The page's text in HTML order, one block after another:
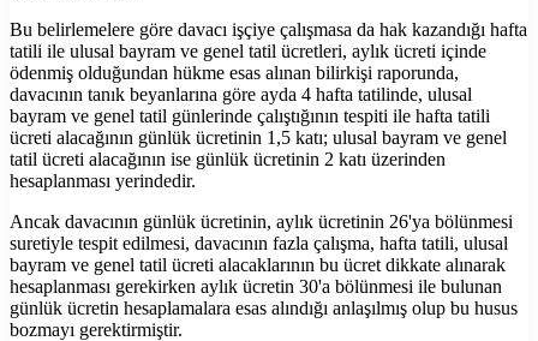
Bu belirlemelere göre davacı işçiye çalışmasa da hak kazandığı hafta
tatili ile ulusal bayram ve genel tatil ücretleri, aylık ücreti içinde
ödenmiş olduğundan hükme esas alınan bilirkişi raporunda,
davacının tanık beyanlarına göre ayda 4 hafta tatilinde, ulusal
bayram ve genel tatil günlerinde çalıştığının tespiti ile hafta tatili
ücreti alacağının günlük ücretinin 1,5 katı; ulusal bayram ve genel
tatil ücreti alacağının ise günlük ücretinin 2 katı üzerinden
hesaplanması yerindedir.
Ancak davacının günlük ücretinin, aylık ücretinin 26'ya bölünmesi
suretiyle tespit edilmesi, davacının fazla çalışma, hafta tatili, ulusal
bayram ve genel tatil ücreti alacaklarının bu ücret dikkate alınarak
hesaplanması gerekirken aylık ücretin 30'a bölünmesi ile bulunan
günlük ücretin hesaplamalara esas alındığı anlaşılmış olup bu husus
bozmayı gerektirmiştir.